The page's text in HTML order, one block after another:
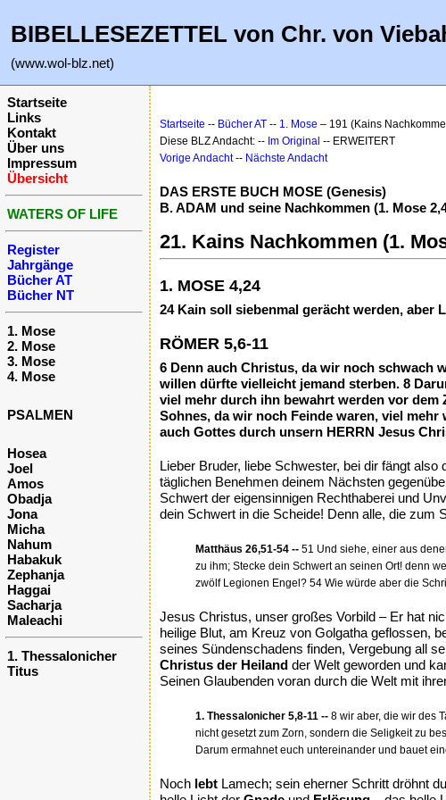
BIBELLESEZETTEL von Chr. von
(www.wol-blz.net)
Startseite
Links
Kontakt
Über uns
Impressum
Übersicht
WATERS OF LIFE
Register
Jahrgänge
Bücher AT
Bücher NT
1. Mose
2. Mose
3. Mose
4. Mose
PSALMEN
Hosea
Joel
Amos
Obadja
Jona
Micha
Nahum
Habakuk
Zephanja
Haggai
Sacharja
Maleachi
1. Thessalonicher
Titus
Startseite -- Bücher AT -- 1. Mose – 191 (Kains
Diese BLZ Andacht: -- Im Original -- ERWEITERT
Vorige Andacht-- Nächste Andacht
DAS ERSTE BUCH MOSE (Genesis)
B. ADAM und seine Nachkommen (1. Mose
21. Kains Nachkommen (1.
1. MOSE 4,24
24 Kain soll siebenmal gerächt werden, aber
RÖMER 5,6-11
6 Denn auch Christus, da wir noch schwach
willen dürfte vielleicht jemand sterben. 8
viel mehr durch ihn bewahrt werden vor
Sohnes, da wir noch Feinde waren, viel
auch Gottes durch unsern HERRN Jesus
Lieber Bruder, liebe Schwester, bei dir fängt
täglichen Benehmen deinem Nächsten
Schwert der eigensinnigen Rechthaberei und
dein Schwert in die Scheide! Denn alle, die zum
Matthäus 26,51-54 -- 51 Und siehe, einer aus
zu ihm; Stecke dein Schwert an seinen Ort! denn
zwölf Legionen Engel? 54 Wie würde aber die
Jesus Christus, unser großes Vorbild – Er hat
heilige Blut, am Kreuz von Golgatha geflossen,
seines Sündenschadens finden, Vergebung all
Christus der Heiland der Welt geworden und
Seinen Glaubenden voran durch die Welt mit
1. Thessalonicher 5,8-11 -- 8 wir aber, die wir des
nicht gesetzt zum Zorn, sondern die Seligkeit zu
Darum ermahnet euch untereinander und bauet
Noch lebt Lamech; sein eherner Schritt dröhnt